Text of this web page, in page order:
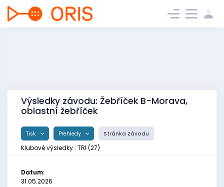
Výsledky závodu: Žebříček B-Morava,
oblastní žebříček
Tisk Přehledy Stránka závodu
Klubové výsledky : TRI (27)
Datum:
31.05.2026